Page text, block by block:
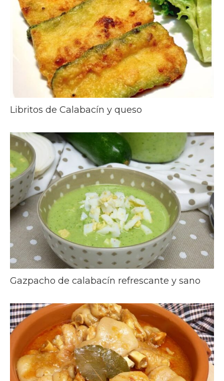
Libritos de Calabacín y queso
Gazpacho de calabacín refrescante y sano